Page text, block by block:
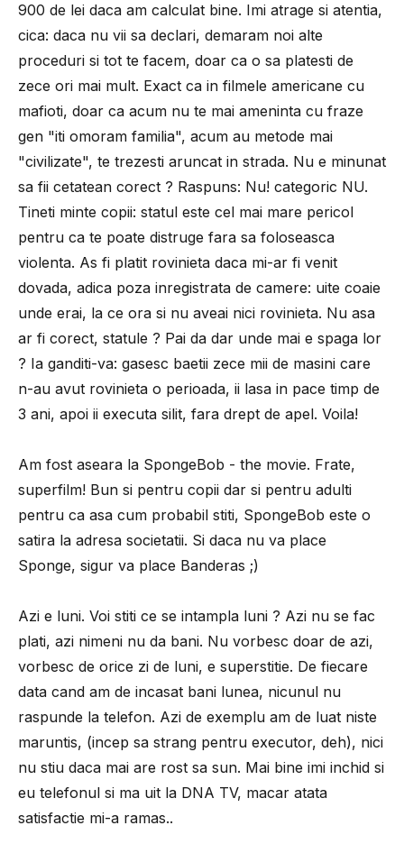
900 de lei daca am calculat bine. Imi atrage si atentia,
cica: daca nu vii sa declari, demaram noi alte
proceduri si tot te facem, doar ca o sa platesti de
zece ori mai mult. Exact ca in filmele americane cu
mafioti, doar ca acum nu te mai ameninta cu fraze
gen "iti omoram familia", acum au metode mai
"civilizate", te trezesti aruncat in strada. Nu e minunat
sa fii cetatean corect ? Raspuns: Nu! categoric NU.
Tineti minte copii: statul este cel mai mare pericol
pentru ca te poate distruge fara sa foloseasca
violenta. As fi platit rovinieta daca mi-ar fi venit
dovada, adica poza inregistrata de camere: uite coaie
unde erai, la ce ora si nu aveai nici rovinieta. Nu asa
ar fi corect, statule ? Pai da dar unde mai e spaga lor
? Ia ganditi-va: gasesc baetii zece mii de masini care
n-au avut rovinieta o perioada, ii lasa in pace timp de
3 ani, apoi ii executa silit, fara drept de apel. Voila!
Am fost aseara la SpongeBob - the movie. Frate,
superfilm! Bun si pentru copii dar si pentru adulti
pentru ca asa cum probabil stiti, SpongeBob este o
satira la adresa societatii. Si daca nu va place
Sponge, sigur va place Banderas ;)
Azi e luni. Voi stiti ce se intampla luni ? Azi nu se fac
plati, azi nimeni nu da bani. Nu vorbesc doar de azi,
vorbesc de orice zi de luni, e superstitie. De fiecare
data cand am de incasat bani lunea, nicunul nu
raspunde la telefon. Azi de exemplu am de luat niste
maruntis, (incep sa strang pentru executor, deh), nici
nu stiu daca mai are rost sa sun. Mai bine imi inchid si
eu telefonul si ma uit la DNA TV, macar atata
satisfactie mi-a ramas..